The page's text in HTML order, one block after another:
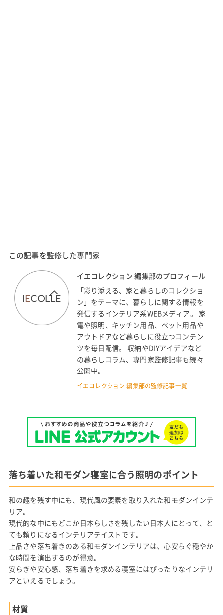
この記事を監修した専門家
イエコレクション 編集部のプロフィール
「彩り添える、家と暮らしのコレクショ
ン」をテーマに、暮らしに関する情報を
発信するインテリア系WEBメディア。 家
電や照明、キッチン用品、ペット用品や
アウトドアなど暮らしに役立つコンテン
ツを毎日配信。 収納やDIYアイデアなど
の暮らしコラム、専門家監修記事も続々
公開中。
イエコレクション 編集部の監修記事一覧
落ち着いた和モダン寝室に合う照明のポイント
和の趣を残す中にも、現代風の要素を取り入れた和モダンインテ
リア。
現代的な中にもどこか日本らしさを残したい日本人にとって、と
ても頼りになるインテリアテイストです。
上品さや落ち着きのある和モダンインテリアは、心安らぐ穏やか
な時間を演出するのが得意。
安らぎや安心感、落ち着きを求める寝室にはぴったりなインテリ
アといえるでしょう。
材質